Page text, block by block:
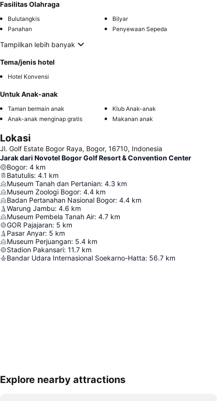
Fasilitas Olahraga
Bulutangkis
Bilyar
Panahan
Penyewaan Sepeda
Tampilkan lebih banyak
Tema/jenis hotel
Hotel Konvensi
Untuk Anak-anak
Taman bermain anak
Klub Anak-anak
Anak-anak menginap gratis
Makanan anak
Lokasi
Jl. Golf Estate Bogor Raya, Bogor, 16710, Indonesia
Jarak dari Novotel Bogor Golf Resort & Convention Center
Bogor: 4 km
Batutulis: 4.1 km
Museum Tanah dan Pertanian: 4.3 km
Museum Zoologi Bogor: 4.4 km
Badan Pertanahan Nasional Bogor: 4.4 km
Warung Jambu: 4.6 km
Museum Pembela Tanah Air: 4.7 km
GOR Pajajaran: 5 km
Pasar Anyar: 5 km
Museum Perjuangan: 5.4 km
Stadion Pakansari: 11.7 km
Bandar Udara Internasional Soekarno-Hatta: 56.7 km
Explore nearby attractions